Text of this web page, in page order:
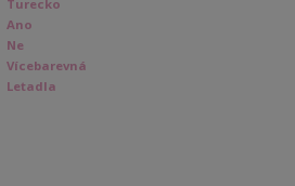
Turecko
Ano
Ne
Vícebarevná
Letadla